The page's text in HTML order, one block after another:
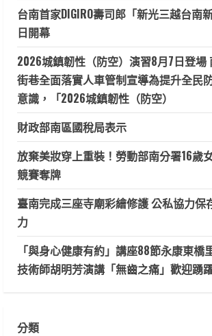
台南首家DIGIRO壽司郎「新光三越台南
日開幕
2026城鎮韌性（防空）演習8月7日登場
街巷全面落實人車管制宣導為提升全民
意識，「2026城鎮韌性（防空）
財政部南區國稅局表示
放棄美妝穿上重裝！勞動部南分署16歲
競賽奪牌
臺南完成三座寺廟彩繪修護 公私協力保
力
「與身心健康有約」講座88節永康東橋
技術師胡明芳演講「無齒之痛」歡迎踴
分類